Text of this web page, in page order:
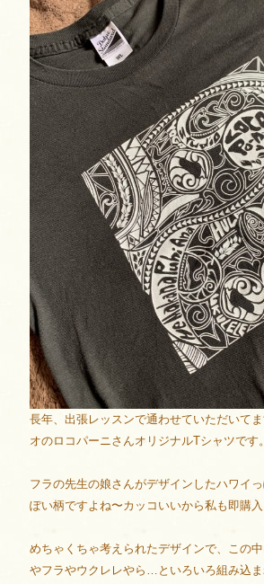
長年、出張レッスンで通わせていただいて
オのロコパーニさんオリジナルTシャツです。
フラの先生の娘さんがデザインしたハワイ
ぽい柄ですよね〜カッコいいから私も即購入
めちゃくちゃ考えられたデザインで、この
やフラやウクレレやら…といろいろ組み込ま